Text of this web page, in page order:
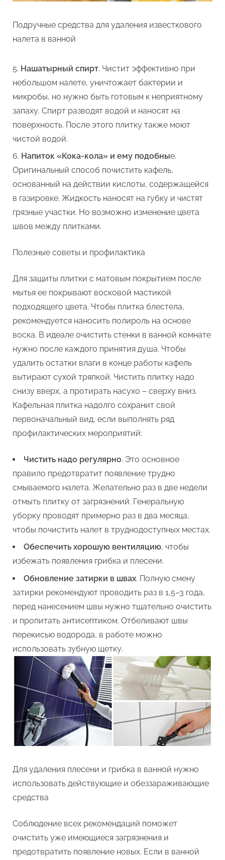
Подручные средства для удаления известкового
налета в ванной
Нашатырный спирт. Чистит эффективно при
небольшом налете, уничтожает бактерии и
микробы, но нужно быть готовым к неприятному
запаху. Спирт разводят водой и наносят на
поверхность. После этого плитку также моют
чистой водой.
Напиток «Кока-кола» и ему подобные.
Оригинальный способ почистить кафель,
основанный на действии кислоты, содержащейся
в газировке. Жидкость наносят на губку и чистят
грязные участки. Но возможно изменение цвета
швов между плитками.
Полезные советы и профилактика
Для защиты плитки с матовым покрытием после
мытья ее покрывают восковой мастикой
подходящего цвета. Чтобы плитка блестела,
рекомендуется наносить полироль на основе
воска. В идеале очистить стенки в ванной комнате
нужно после каждого принятия душа. Чтобы
удалить остатки влаги в конце работы кафель
вытирают сухой тряпкой. Чистить плитку надо
снизу вверх, а протирать насухо – сверху вниз.
Кафельная плитка надолго сохранит свой
первоначальный вид, если выполнять ряд
профилактических мероприятий:
Чистить надо регулярно. Это основное
правило предотвратит появление трудно
смываемого налета. Желательно раз в две недели
отмыть плитку от загрязнений. Генеральную
уборку проводят примерно раз в два месяца,
чтобы почистить налет в труднодоступных местах.
Обеспечить хорошую вентиляцию, чтобы
избежать появления грибка и плесени.
Обновление затирки в швах. Полную смену
затирки рекомендуют проводить раз в 1,5–3 года,
перед нанесением швы нужно тщательно очистить
и пропитать антисептиком. Отбеливают швы
перекисью водорода, в работе можно
использовать зубную щетку.
Для удаления плесени и грибка в ванной нужно
использовать действующие и обеззараживающие
средства
Соблюдение всех рекомендаций поможет
очистить уже имеющиеся загрязнения и
предотвратить появление новых. Если в ванной